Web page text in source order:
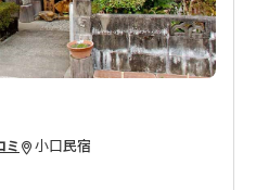
ミ 小口民宿